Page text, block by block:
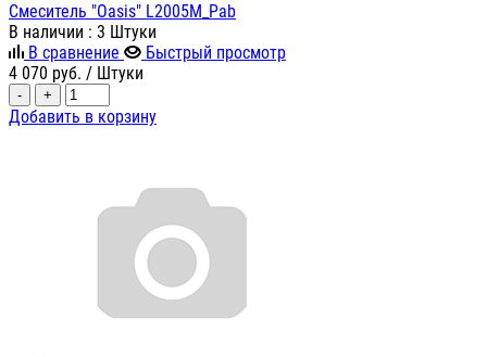
Смеситель "Oasis" L2005M_Pab
В наличии : 3 Штуки
В сравнение
Быстрый просмотр
4 070 руб. / Штуки
- +
Добавить в корзину